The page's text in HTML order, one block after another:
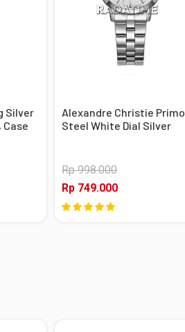
Silver
Case
Alexandre Christie Primo
Steel White Dial Silver
Rp 998.000
Rp 749.000